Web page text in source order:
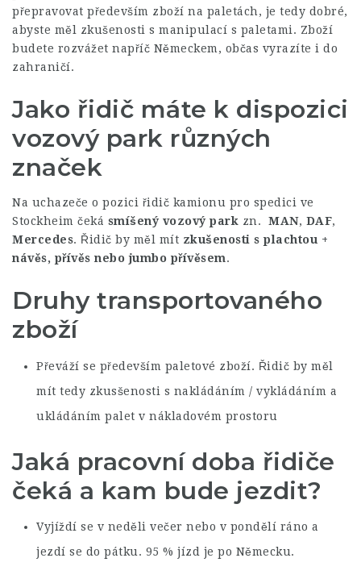
přepravovat především zboží na paletách, je tedy dobré,
abyste měl zkušenosti s manipulací s paletami. Zboží
budete rozvážet napříč Německem, občas vyrazíte i do
zahraničí.
Jako řidič máte k dispozici
vozový park různých
značek
Na uchazeče o pozici řidič kamionu pro spedici ve
Stockheim čeká smíšený vozový park zn. MAN, DAF,
Mercedes. Řidič by měl mít zkušenosti s plachtou +
návěs, přívěs nebo jumbo přívěsem.
Druhy transportovaného
zboží
Převáží se především paletové zboží. Řidič by měl
mít tedy zkusšenosti s nakládáním / vykládáním a
ukládáním palet v nákladovém prostoru
Jaká pracovní doba řidiče
čeká a kam bude jezdit?
Vyjíždí se v neděli večer nebo v pondělí ráno a
jezdí se do pátku. 95 % jízd je po Německu.